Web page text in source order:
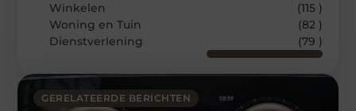
GERELATEERDE BERICHTEN
Winkelen
(115 )
Woning en Tuin
(82 )
Dienstverlening
(79 )